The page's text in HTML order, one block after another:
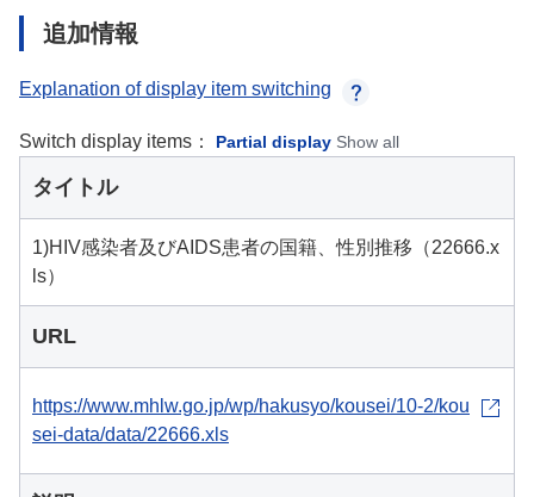
追加情報
Explanation of display item switching
Switch display items： Partial display Show all
タイトル
1)HIV感染者及びAIDS患者の国籍、性別推移（22666.x
ls）
URL
https://www.mhlw.go.jp/wp/hakusyo/kousei/10-2/kou
sei-data/data/22666.xls